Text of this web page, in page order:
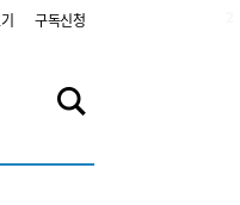
구독신청